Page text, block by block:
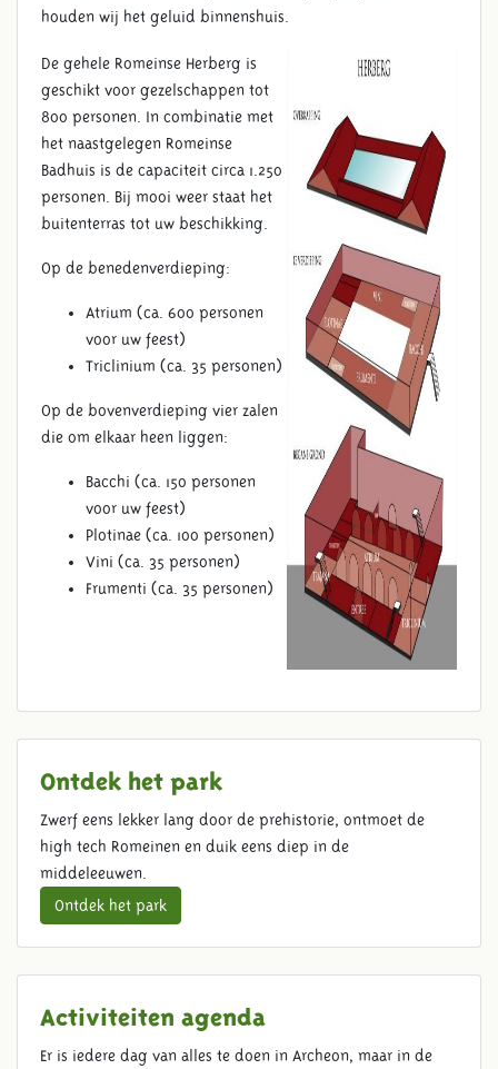
houden wij het geluid binnenshuis.
De gehele Romeinse Herberg is
geschikt voor gezelschappen tot
800 personen. In combinatie met
het naastgelegen Romeinse
Badhuis is de capaciteit circa 1.250
personen. Bij mooi weer staat het
buitenterras tot uw beschikking.
Op de benedenverdieping:
Atrium (ca. 600 personen
voor uw feest)
Triclinium (ca. 35 personen)
Op de bovenverdieping vier zalen
die om elkaar heen liggen:
Bacchi (ca. 150 personen
voor uw feest)
Plotinae (ca. 100 personen)
Vini (ca. 35 personen)
Frumenti (ca. 35 personen)
Ontdek het park
Zwerf eens lekker lang door de prehistorie, ontmoet de
high tech Romeinen en duik eens diep in de
middeleeuwen.
Ontdek het park
Activiteiten agenda
Er is iedere dag van alles te doen in Archeon, maar in de